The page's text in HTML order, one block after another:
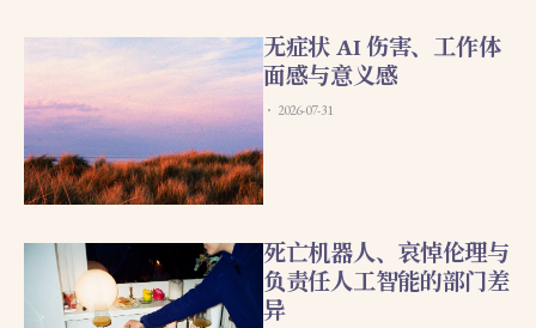
无症状 AI 伤害、工作体
面感与意义感
2026-07-31
死亡机器人、哀悼伦理与
负责任人工智能的部门差
异